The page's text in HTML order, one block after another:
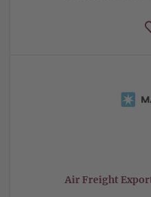
Air Freight